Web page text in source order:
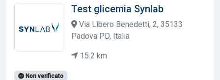
Test glicemia Synlab
Via Libero Benedetti, 2, 35133
Padova PD, Italia
15.2 km
Non verificato